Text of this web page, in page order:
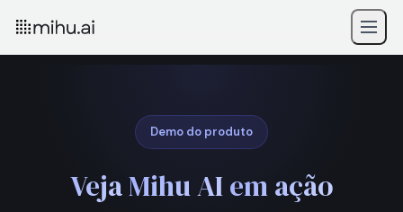
Demo do produto
VejaMihu AIem ação